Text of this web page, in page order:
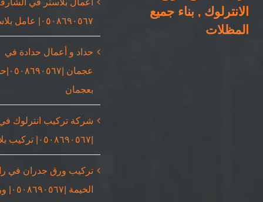
الانترلوك , بناء جميع
المظلات
٠٥٠٨٦٩٠٥٦٧| عامل بلاستر
حداد و أعمال حدادة في
عجمان
بعجمان
شركة تركيب انترلوك
|٠٥٠٨٦٩٠٥٦٧| تركيب بلاط
تركيب ورق جدران في
الخيمة